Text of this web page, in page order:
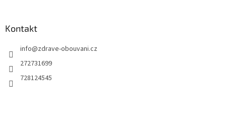
Kontakt
info@zdrave-obouvani.cz
272731699
728124545